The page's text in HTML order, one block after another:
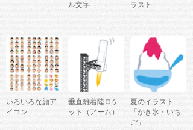
ル文字
ラスト
いろいろな顔ア
イコン
垂直離着陸ロケ
ット（アーム）
夏のイラスト
「かき氷・いち
ご」